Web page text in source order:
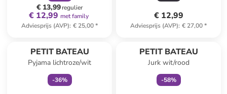
€ 13,99regulier
€ 12,99 met family
Adviesprijs (AVP): € 25,00*
€ 12,99
Adviesprijs (AVP): € 27,00*
PETIT BATEAU
Pyjama lichtroze/wit
-36%
PETIT BATEAU
Jurk wit/rood
-58%